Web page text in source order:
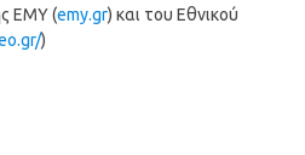
ΕΜΥ (emy.gr) και του Εθνικού
)